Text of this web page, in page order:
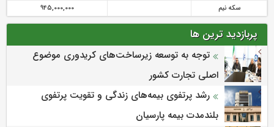
سکه نیم
945,000,000
پربازدید ترین ها
توجه به توسعه زیرساخت‌های کریدوری موضوع
اصلی تجارت کشور
رشد پرتفوی بیمه‌های زندگی و تقویت پرتفوی
بلندمدت بیمه پارسیان